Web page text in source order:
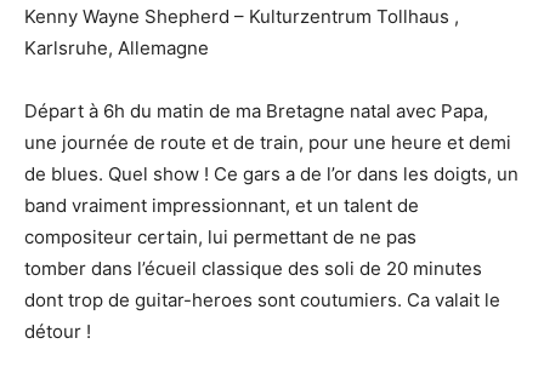
Kenny Wayne Shepherd – Kulturzentrum Tollhaus ,
Karlsruhe, Allemagne
Départ à 6h du matin de ma Bretagne natal avec Papa,
une journée de route et de train, pour une heure et demi
de blues. Quel show ! Ce gars a de l’or dans les doigts, un
band vraiment impressionnant, et un talent de
compositeur certain, lui permettant de ne pas
tomber dans l’écueil classique des soli de 20 minutes
dont trop de guitar-heroes sont coutumiers. Ca valait le
détour !